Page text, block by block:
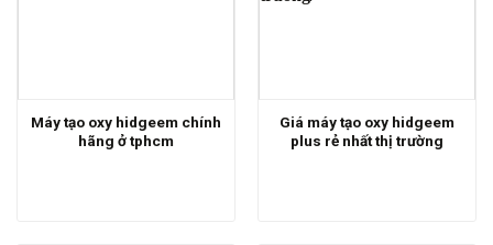
Máy tạo oxy hidgeem chính
hãng ở tphcm
Giá máy tạo oxy hidgeem
plus rẻ nhất thị trường